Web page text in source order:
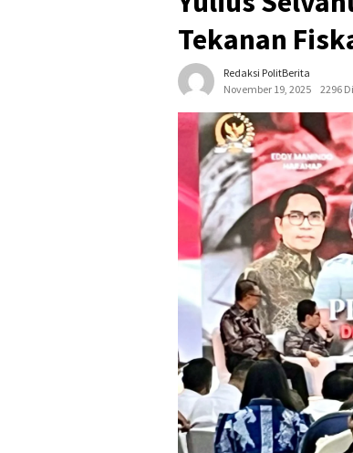
Tekanan
Redaksi PolitBerita
November 19, 2025
2296